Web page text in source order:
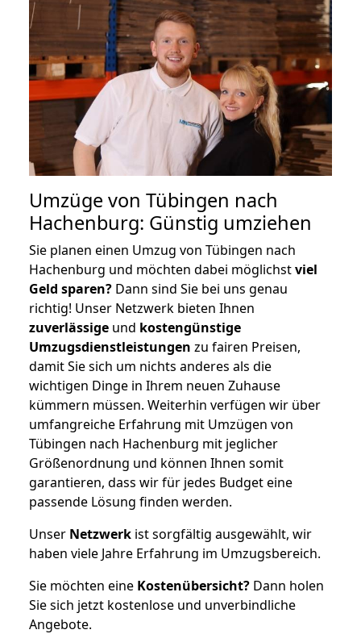
Umzüge von Tübingen nach
Hachenburg: Günstig umziehen
Sie planen einen Umzug von Tübingen nach
Hachenburg und möchten dabei möglichstviel
Geld sparen? Dann sind Sie bei uns genau
richtig! Unser Netzwerk bieten Ihnen
zuverlässige und kostengünstige
Umzugsdienstleistungen zu fairen Preisen,
damit Sie sich um nichts anderes als die
wichtigen Dinge in Ihrem neuen Zuhause
kümmern müssen. Weiterhin verfügen wir über
umfangreiche Erfahrung mit Umzügen von
Tübingen nach Hachenburg mit jeglicher
Größenordnung und können Ihnen somit
garantieren, dass wir für jedes Budget eine
passende Lösung finden werden.
Unser Netzwerk ist sorgfältig ausgewählt, wir
haben viele Jahre Erfahrung im Umzugsbereich.
Sie möchten eine Kostenübersicht? Dann holen
Sie sich jetzt kostenlose und unverbindliche
Angebote.